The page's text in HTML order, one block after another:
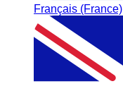
Français (France)